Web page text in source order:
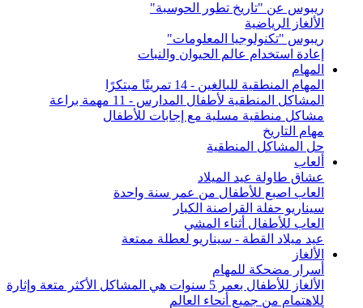
ريبوس عن "تاريخ تطور الحوسبة"
الألغاز الرياضية
ريبوس "تكنولوجيا المعلومات"
إعادة استخدام عالم الحيوان والنبات
المهام
المهام المنطقية للبالغين - 14 تمرينًا مبتكرًا
المشاكل المنطقية لأطفال المدارس - 11 مهمة براعة
مشاكل منطقية مسلية مع إجابات للأطفال
مهام التاريخ
حل المشاكل المنطقية
ألعاب
عشاق طاولة عيد الميلاد
العاب اصبع للأطفال من عمر سنة واحدة
سيناريو حفلة القراصنة الكبار
العاب للأطفال أثناء المشي
عيد ميلاد القطة - سيناريو لعطلة ممتعة
الألغاز
أسرار مضحكة للمهام
الألغاز للأطفال بعمر 5 سنوات هي المشاكل الأكثر متعة وإثارة
للاهتمام من جميع أنحاء العالم